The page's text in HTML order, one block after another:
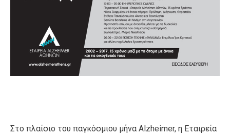
Στο πλαίσιο του παγκόσμιου μήνα Alzheimer, η Εταιρεία